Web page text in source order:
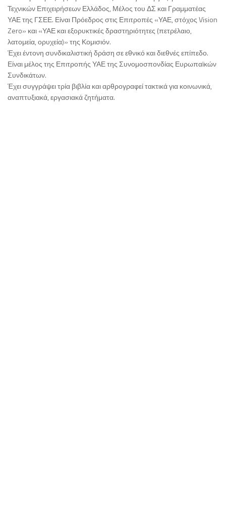
Τεχνικών Επιχειρήσεων Ελλάδος, Μέλος του ΔΣ και Γραμματέας
ΥΑΕ της ΓΣΕΕ. Είναι Πρόεδρος στις Επιτροπές «ΥΑΕ, στόχος Vision
Zero» και «ΥΑΕ και εξορυκτικές δραστηριότητες (πετρέλαιο,
λατομεία, ορυχεία)» της Κομισιόν.
Έχει έντονη συνδικαλιστική δράση σε εθνικό και διεθνές επίπεδο.
Είναι μέλος της Επιτροπής ΥΑΕ της Συνομοσπονδίας Ευρωπαϊκών
Συνδικάτων.
Έχει συγγράψει τρία βιβλία και αρθρογραφεί τακτικά για κοινωνικά,
αναπτυξιακά, εργασιακά ζητήματα.